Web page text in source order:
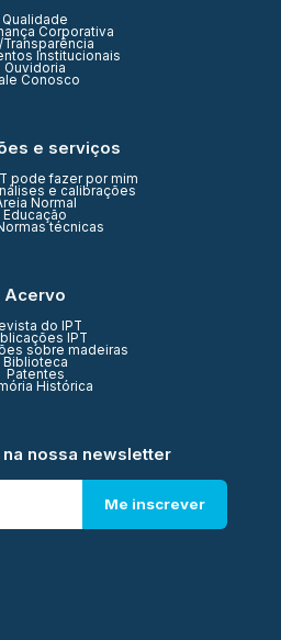
Qualidade
Corporativa
Transparência
Institucionais
Ouvidoria
Conosco
e serviços
pode fazer por mim
e calibrações
Normal
Educação
técnicas
Acervo
do IPT
IPT
sobre madeiras
Biblioteca
Patentes
Histórica
nossa newsletter
Me inscrever